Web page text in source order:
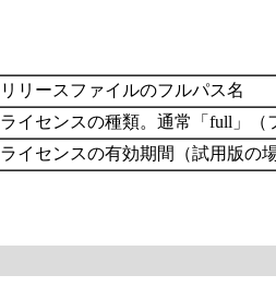
リリースファイルのフルパス名
ライセンスの種類。通常「full」
ライセンスの有効期間（試用版の